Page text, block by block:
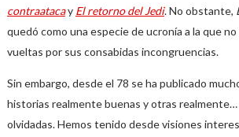
contraatacay El retorno del Jedi. No obstante,
quedó como una especie de ucronía a la que
vueltas por sus consabidas incongruencias.
Sin embargo, desde el 78 se ha publicado
historias realmente buenas y otras realmente…
olvidadas. Hemos tenido desde visiones